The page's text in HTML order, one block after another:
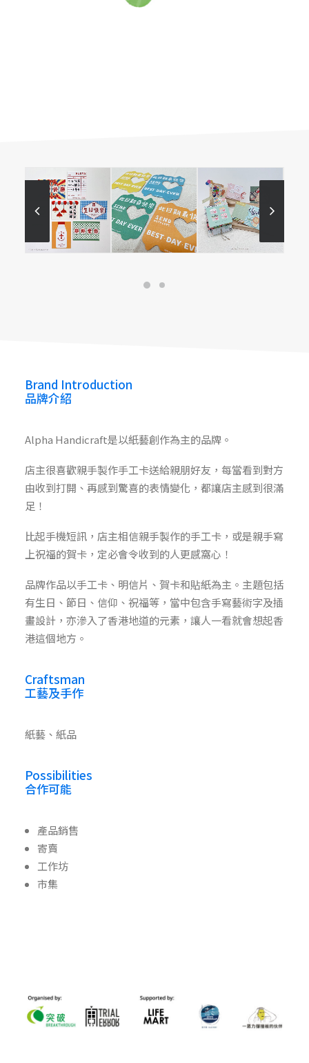
Alpha Handicraft
Alpha Handicraft
Alpha Handicraft (LinkTree)
Brand Introduction
品牌介紹
Alpha Handicraft是以紙藝創作為主的品牌。
店主很喜歡親手製作手工卡送給親朋好友，每當看到對方
由收到打開、再感到驚喜的表情變化，都讓店主感到很滿
足！
比起手機短訊，店主相信親手製作的手工卡，或是親手寫
上祝福的賀卡，定必會令收到的人更感窩心！
品牌作品以手工卡、明信片、賀卡和貼紙為主。主題包括
有生日、節日、信仰、祝福等，當中包含手寫藝術字及插
畫設計，亦滲入了香港地道的元素，讓人一看就會想起香
港這個地方。
Craftsman
工藝及手作
紙藝、紙品
Possibilities
合作可能
產品銷售
寄賣
工作坊
市集